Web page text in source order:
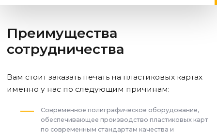
Преимущества
сотрудничества
Вам стоит заказать печать на пластиковых картах
именно у нас по следующим причинам:
Современное полиграфическое оборудование,
обеспечивающее производство пластиковых карт
по современным стандартам качества и